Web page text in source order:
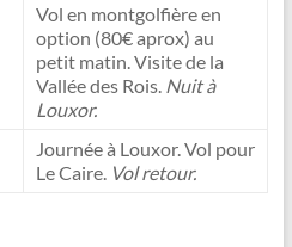
Vol en montgolfière en
option (80€ aprox) au
petit matin. Visite de la
Vallée des Rois. Nuit à
Louxor.
Journée à Louxor. Vol pour
Le Caire. Vol retour.